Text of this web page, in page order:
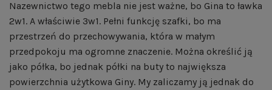
Nazewnictwo tego mebla nie jest ważne, bo Gina to ławka
2w1. A właściwie 3w1. Pełni funkcję szafki, bo ma
przestrzeń do przechowywania, która w małym
przedpokoju ma ogromne znaczenie. Można określić ją
jako półka, bo jednak półki na buty to największa
powierzchnia użytkowa Giny. My zaliczamy ją jednak do